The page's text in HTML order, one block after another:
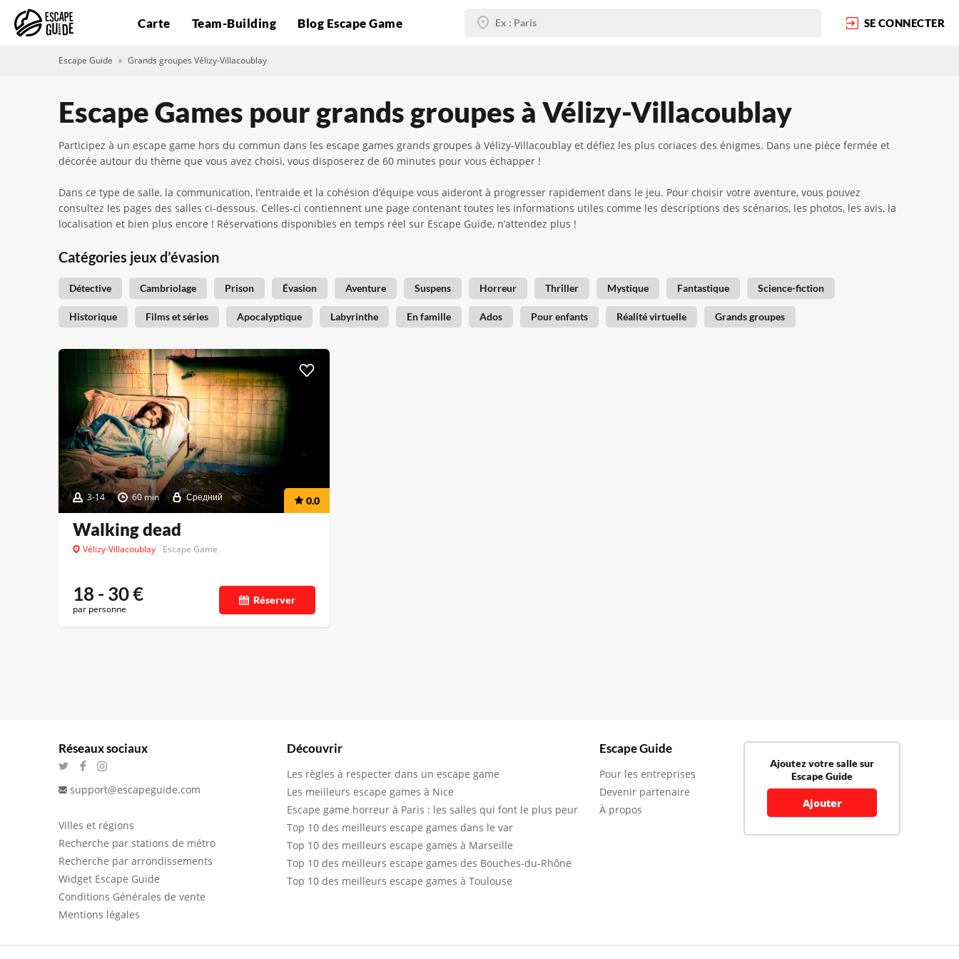
Carte Team-Building Blog Escape Game SE CONNECTER
Escape Guide Grands groupes Vélizy-Villacoublay
Escape Games pour grands groupes à Vélizy-Villacoublay
Participez à un escape game hors du commun dans les escape games grands groupes à Vélizy-Villacoublay et défiez les plus coriaces des énigmes. Dans une pièce fermée et
décorée autour du thème que vous avez choisi, vous disposerez de 60 minutes pour vous échapper !
Dans ce type de salle, la communication, l’entraide et la cohésion d’équipe vous aideront à progresser rapidement dans le jeu. Pour choisir votre aventure, vous pouvez
consultez les pages des salles ci-dessous. Celles-ci contiennent une page contenant toutes les informations utiles comme les descriptions des scénarios, les photos, les avis, la
localisation et bien plus encore ! Réservations disponibles en temps réel sur Escape Guide, n’attendez plus !
Catégories jeux d’évasion
Détective Cambriolage Prison Évasion Aventure Suspens Horreur Thriller Mystique Fantastique Science-fiction
Historique Films et séries Apocalyptique Labyrinthe En famille Ados Pour enfants Réalité virtuelle Grands groupes
3-14 60 min Средний 0.0
Walking dead
Vélizy-Villacoublay Escape Game
18 - 30€
par personne
Réserver
Réseaux sociaux
support@escapeguide.com
Villes et régions
Recherche par stations de métro
Recherche par arrondissements
Widget Escape Guide
Conditions Générales de vente
Mentions légales
Découvrir
Les règles à respecter dans un escape game
Les meilleurs escape games à Nice
Escape game horreur à Paris : les salles qui font le plus peur
Top 10 des meilleurs escape games dans le var
Top 10 des meilleurs escape games à Marseille
Top 10 des meilleurs escape games des Bouches-du-Rhône
Top 10 des meilleurs escape games à Toulouse
Escape Guide
Pour les entreprises
Devenir partenaire
À propos
Ajoutez votre salle sur
Escape Guide
Ajouter